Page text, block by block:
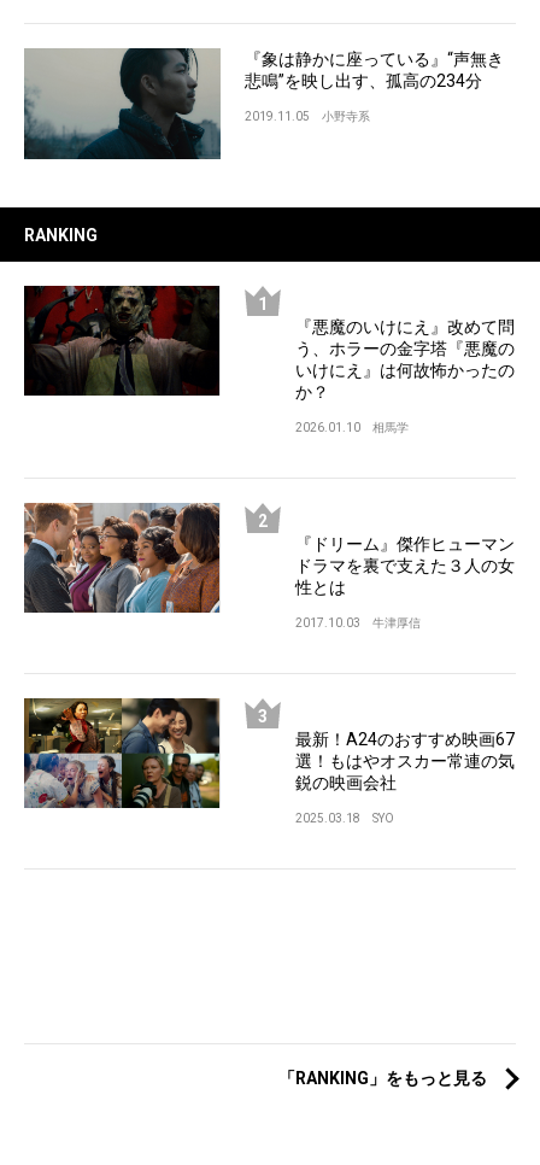
『象は静かに座っている』“声無き
悲鳴”を映し出す、孤高の234分
2019.11.05 小野寺系
RANKING
『悪魔のいけにえ』改めて問
う、ホラーの金字塔『悪魔の
いけにえ』は何故怖かったの
か？
2026.01.10 相馬学
『ドリーム』傑作ヒューマン
ドラマを裏で支えた３人の女
性とは
2017.10.03 牛津厚信
最新！A24のおすすめ映画67
選！もはやオスカー常連の気
鋭の映画会社
2025.03.18 SYO
「RANKING」をもっと見る